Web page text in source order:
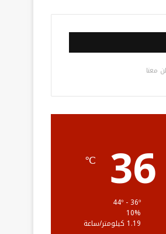
ت
ي
و
ب
س
ت
ر
خ
ص
ل
ق
R
معنا
36
℃
10%
1.19 كيلومتر/ساعة